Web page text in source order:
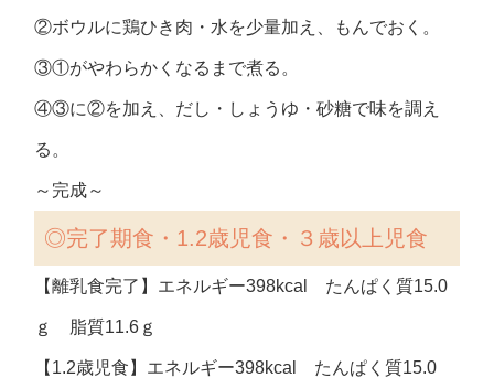
②ボウルに鶏ひき肉・水を少量加え、もんでおく。
③①がやわらかくなるまで煮る。
④③に②を加え、だし・しょうゆ・砂糖で味を調え
る。
～完成～
◎完了期食・1.2歳児食・３歳以上児食
【離乳食完了】エネルギー398kcal たんぱく質15.0
ｇ 脂質11.6ｇ
【1.2歳児食】エネルギー398kcal たんぱく質15.0